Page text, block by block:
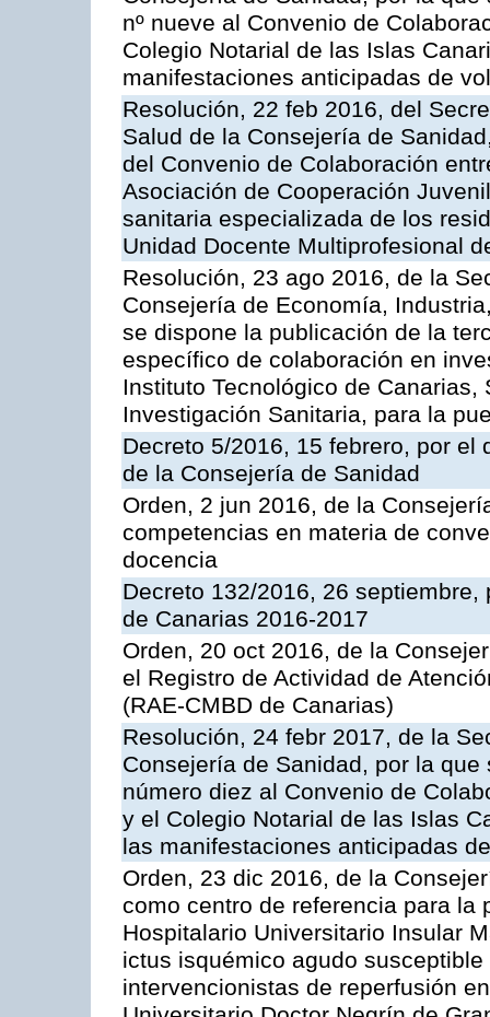
nº nueve al Convenio de
Colegio Notarial de las Islas
manifestaciones anticipadas de
Resolución, 22 feb 2016, del
Salud de la Consejería de
del Convenio de Colaboración
Asociación de Cooperación
sanitaria especializada de los
Unidad Docente Multiprofesional
Resolución, 23 ago 2016, de la
Consejería de Economía,
se dispone la publicación de la
específico de colaboración en
Instituto Tecnológico de
Investigación Sanitaria, para la
Decreto 5/2016, 15 febrero, por el
de la Consejería de Sanidad
Orden, 2 jun 2016, de la
competencias en materia de
docencia
Decreto 132/2016, 26
de Canarias 2016-2017
Orden, 20 oct 2016, de la
el Registro de Actividad de
(RAE-CMBD de Canarias)
Resolución, 24 febr 2017, de la
Consejería de Sanidad, por la
número diez al Convenio de
y el Colegio Notarial de las Islas
las manifestaciones anticipadas
Orden, 23 dic 2016, de la
como centro de referencia para la
Hospitalario Universitario Insular
ictus isquémico agudo
intervencionistas de reperfusión